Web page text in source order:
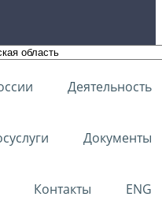
Деятельность
Документы
Контакты ENG